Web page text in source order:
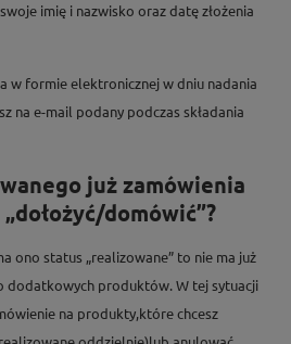
imię i nazwisko oraz datę złożenia
w formie elektronicznej w dniu nadania
na e-mail podany podczas składania
już zamówienia
domówić”?
ono status „realizowane” to nie ma już
dodatkowych produktów. W tej sytuacji
na produkty,które chcesz